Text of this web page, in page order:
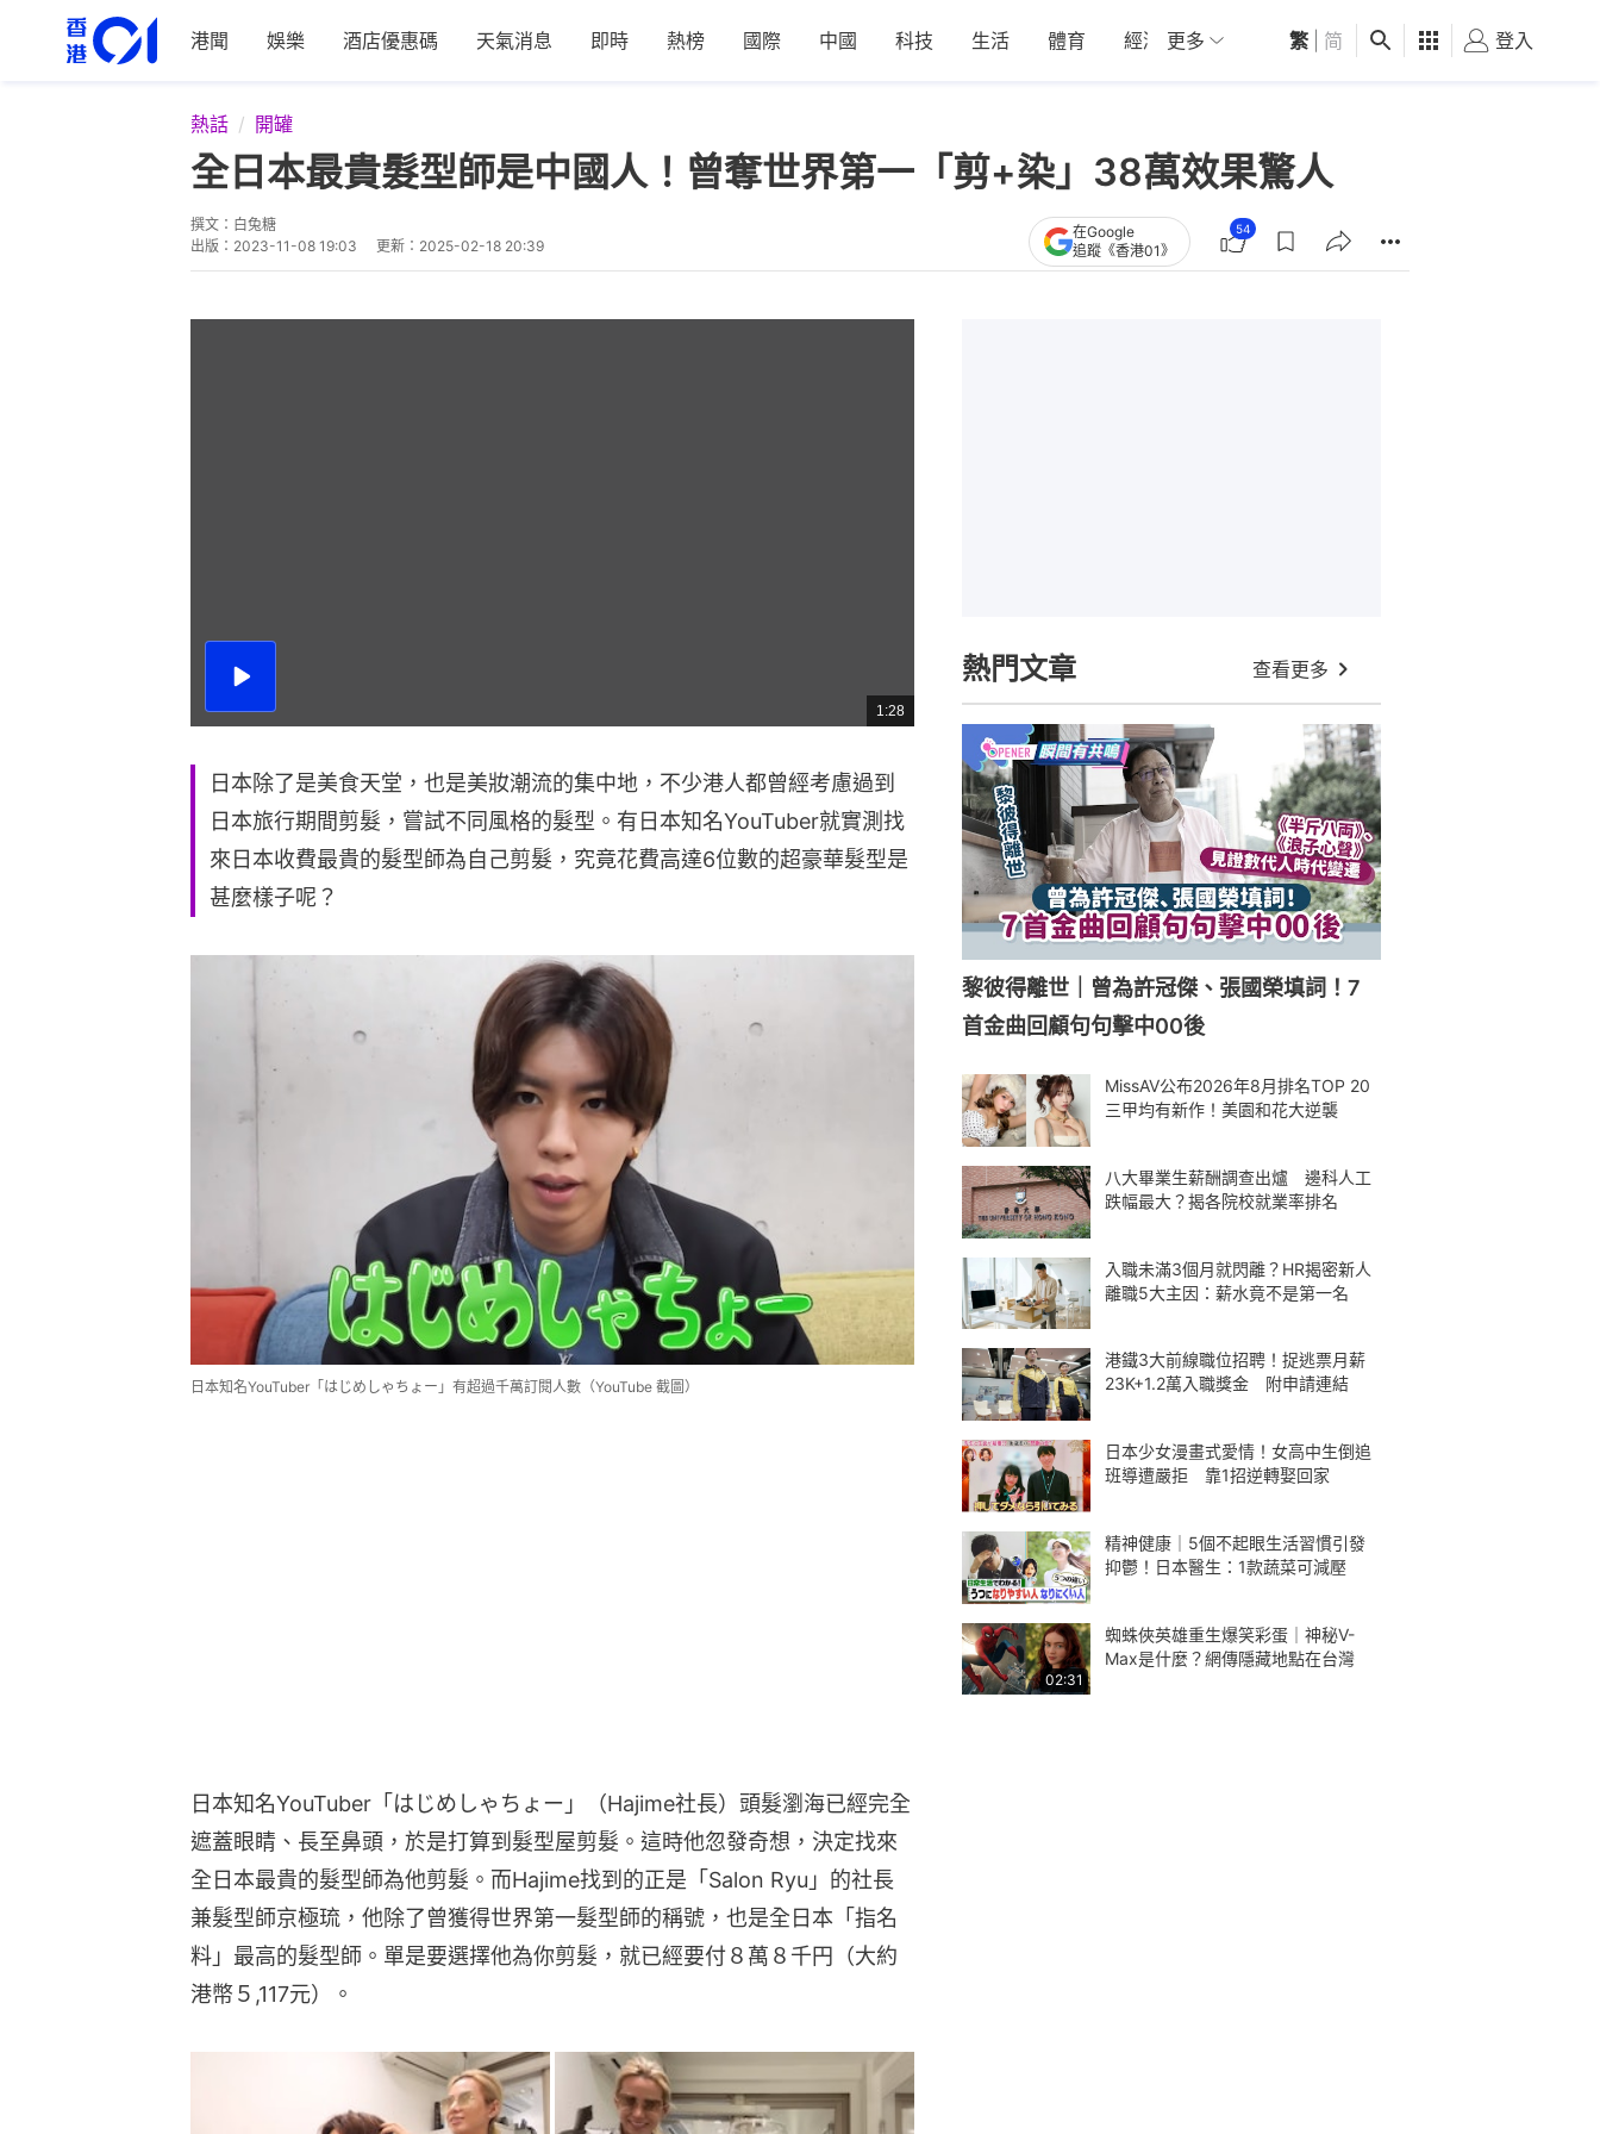
港聞 娛樂 酒店優惠碼 天氣消息 即時 熱榜 國際 中國 科技 生活 體育 經濟 01深圳 觀點 健康 好食玩飛
更多 繁 简 登入
熱話 開罐
全日本最貴髮型師是中國人！曾奪世界第一「剪+染」38萬效果驚人
撰文： 白兔糖
出版： 2023-11-08 19:03 更新： 2025-02-18 20:39
在Google
追蹤《香港01》
54
播
總
共
1:28
日本除了是美食天堂，也是美妝潮流的集中地，不少港人都曾經考慮過到
日本旅行期間剪髮，嘗試不同風格的髮型。有日本知名YouTuber就實測找
來日本收費最貴的髮型師為自己剪髮，究竟花費高達6位數的超豪華髮型是
甚麼樣子呢？
日本知名YouTuber「はじめしゃちょー」有超過千萬訂閱人數（YouTube 截圖）
日本知名YouTuber「はじめしゃちょー」（Hajime社長）頭髮瀏海已經完全
遮蓋眼睛、長至鼻頭，於是打算到髮型屋剪髮。這時他忽發奇想，決定找來
全日本最貴的髮型師為他剪髮。而Hajime找到的正是「Salon Ryu」的社長
兼髮型師京極琉，他除了曾獲得世界第一髮型師的稱號，也是全日本「指名
料」最高的髮型師。單是要選擇他為你剪髮，就已經要付８萬８千円（大約
港幣５,117元）。
熱門文章 查看更多
黎彼得離世｜曾為許冠傑、張國榮填詞！7
首金曲回顧句句擊中00後
MissAV公布2026年8月排名TOP 20
三甲均有新作！美園和花大逆襲
八大畢業生薪酬調查出爐 邊科人工
跌幅最大？揭各院校就業率排名
入職未滿3個月就閃離？HR揭密新人
離職5大主因：薪水竟不是第一名
港鐵3大前線職位招聘！捉逃票月薪
23K+1.2萬入職獎金 附申請連結
日本少女漫畫式愛情！女高中生倒追
班導遭嚴拒 靠1招逆轉娶回家
精神健康｜5個不起眼生活習慣引發
抑鬱！日本醫生：1款蔬菜可減壓
02:31
蜘蛛俠英雄重生爆笑彩蛋｜神秘V-
Max是什麼？網傳隱藏地點在台灣